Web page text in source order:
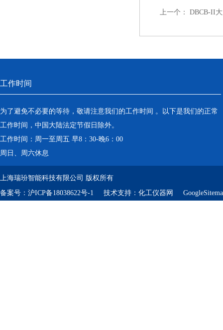
上一个： DBCB-II
工作时间
为了避免不必要的等待，敬请注意我们的工作时间 。以下是我们的正常
工作时间，中国大陆法定节假日除外。
工作时间：周一至周五 早8：30-晚6：00
周日、周六休息
上海瑞玢智能科技有限公司 版权所有
备案号： 沪ICP备18038622号-1 技术支持： 化工仪器网